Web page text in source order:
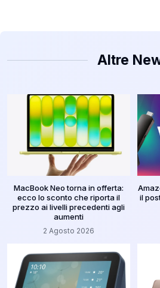
Altre
MacBook Neo torna in offerta:
ecco lo sconto che riporta il
prezzo ai livelli precedenti agli
aumenti
2 Agosto 2026
il